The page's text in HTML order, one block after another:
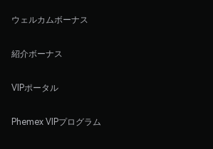
ウェルカムボーナス
紹介ボーナス
VIPポータル
Phemex VIPプログラム